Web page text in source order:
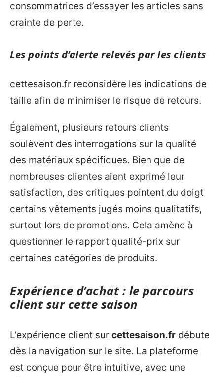
consommatrices d’essayer les articles sans
crainte de perte.
Les points d’alerte relevés par les clients
cettesaison.fr reconsidère les indications de
taille afin de minimiser le risque de retours.
Également, plusieurs retours clients
soulèvent des interrogations sur la qualité
des matériaux spécifiques. Bien que de
nombreuses clientes aient exprimé leur
satisfaction, des critiques pointent du doigt
certains vêtements jugés moins qualitatifs,
surtout lors de promotions. Cela amène à
questionner le rapport qualité-prix sur
certaines catégories de produits.
Expérience d’achat : le parcours
client sur cette saison
L’expérience client sur cettesaison.fr débute
dès la navigation sur le site. La plateforme
est conçue pour être intuitive, avec une